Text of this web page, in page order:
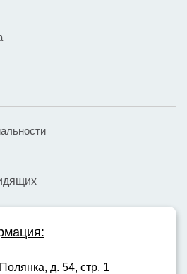
д. 54, стр. 1